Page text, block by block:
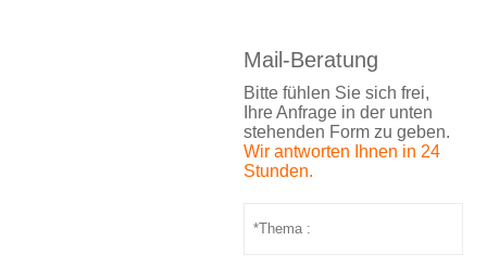
Mail-Beratung
Bitte fühlen Sie sich frei,
Ihre Anfrage in der unten
stehenden Form zu geben.
Wir antworten Ihnen in 24
Stunden.